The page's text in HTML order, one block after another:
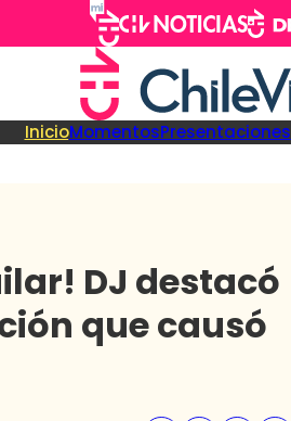
InicioMomentosPresentaciones
DJ destacó
que causó